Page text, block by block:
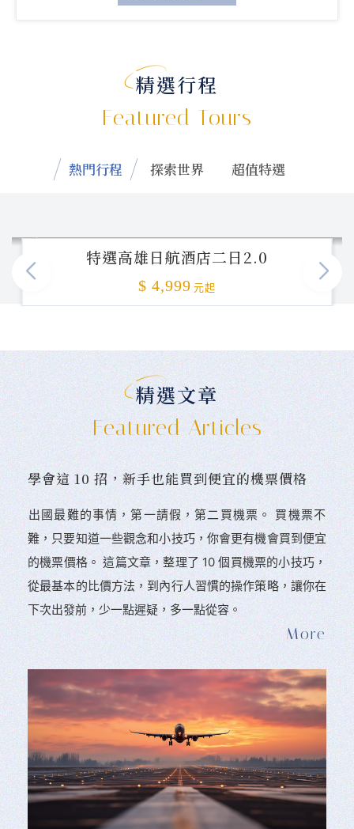
精選行程
Featured Tours
熱門行程 探索世界 超值特選
特選高雄日航酒店二日2.0
$ 4,999 元起
精選文章
Featured Articles
學會這 10 招，新手也能買到便宜的機票價格
󠀠出國最難的事情，第一請假，第二買機票。 󠀠買機票不
難，只要知道一些觀念和小技巧，你會更有機會買到便宜
的機票價格。 這篇文章，整理了 10 個買機票的小技巧，
從最基本的比價方法，到內行人習慣的操作策略，讓你在
下次出發前，少一點遲疑，多一點從容。